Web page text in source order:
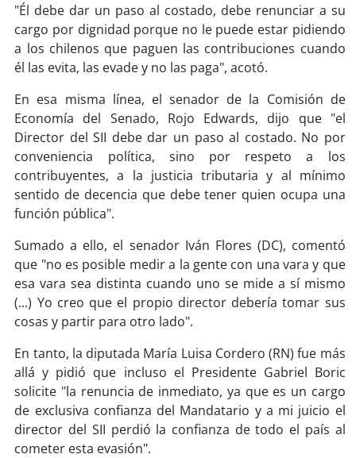
soytemuco
soyvaldivia
soy osorno
soypuertomontt
soychiloé
"Él debe dar un paso al costado, debe renunciar a su
cargo por dignidad porque no le puede estar pidiendo
a los chilenos que paguen las contribuciones cuando
él las evita, las evade y no las paga", acotó.
En esa misma línea, el senador de la Comisión de
Economía del Senado, Rojo Edwards, dijo que "el
Director del SII debe dar un paso al costado. No por
conveniencia política, sino por respeto a los
contribuyentes, a la justicia tributaria y al mínimo
sentido de decencia que debe tener quien ocupa una
función pública".
Sumado a ello, el senador Iván Flores (DC), comentó
que "no es posible medir a la gente con una vara y que
esa vara sea distinta cuando uno se mide a sí mismo
(...) Yo creo que el propio director debería tomar sus
cosas y partir para otro lado".
En tanto, la diputada María Luisa Cordero (RN) fue más
allá y pidió que incluso el Presidente Gabriel Boric
solicite "la renuncia de inmediato, ya que es un cargo
de exclusiva confianza del Mandatario y a mi juicio el
director del SII perdió la confianza de todo el país al
cometer esta evasión".